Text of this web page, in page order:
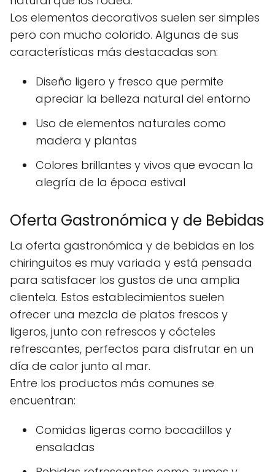
Los elementos decorativos suelen ser simples
pero con mucho colorido. Algunas de sus
características más destacadas son:
Diseño ligero y fresco que permite
apreciar la belleza natural del entorno
Uso de elementos naturales como
madera y plantas
Colores brillantes y vivos que evocan la
alegría de la época estival
Oferta Gastronómica y de Bebidas
La oferta gastronómica y de bebidas en los
chiringuitos es muy variada y está pensada
para satisfacer los gustos de una amplia
clientela. Estos establecimientos suelen
ofrecer una mezcla de platos frescos y
ligeros, junto con refrescos y cócteles
refrescantes, perfectos para disfrutar en un
día de calor junto al mar.
Entre los productos más comunes se
encuentran:
Comidas ligeras como bocadillos y
ensaladas